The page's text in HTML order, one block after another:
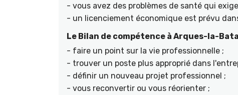
- vous avez des problèmes de santé qui
- un licenciement économique est prévu
Le Bilan de compétence à Arques-la-
- faire un point sur la vie professionnelle ;
- trouver un poste plus approprié dans
- définir un nouveau projet professionnel ;
- vous reconvertir ou vous réorienter ;